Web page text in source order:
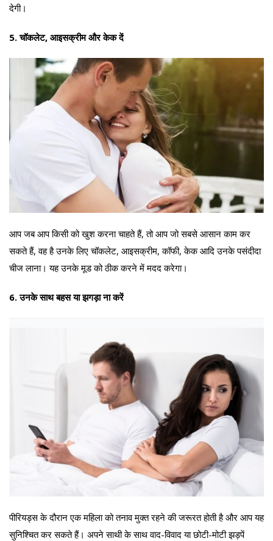
देगी।
5. चॉकलेट, आइसक्रीम और केक दें
आप जब आप किसी को खुश करना चाहते हैं, तो आप जो सबसे आसान काम कर
सकते हैं, वह है उनके लिए चॉकलेट, आइसक्रीम, कॉफी, केक आदि उनके पसंदीदा
चीज लाना। यह उनके मूड को ठीक करने में मदद करेगा।
6. उनके साथ बहस या झगड़ा ना करें
पीरियड्स के दौरान एक महिला को तनाव मुक्त रहने की जरूरत होती है और आप यह
सुनिश्चित कर सकते हैं। अपने साथी के साथ वाद-विवाद या छोटी-मोटी झड़पें